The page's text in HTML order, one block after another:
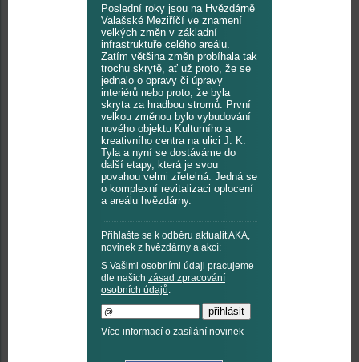
Poslední roky jsou na Hvězdárně
Valašské Meziříčí ve znamení
velkých změn v základní
infrastruktuře celého areálu.
Zatím většina změn probíhala tak
trochu skrytě, ať už proto, že se
jednalo o opravy či úpravy
interiérů nebo proto, že byla
skryta za hradbou stromů. První
velkou změnou bylo vybudování
nového objektu Kulturního a
kreativního centra na ulici J. K.
Tyla a nyní se dostáváme do
další etapy, která je svou
povahou velmi zřetelná. Jedná se
o komplexní revitalizaci oplocení
a areálu hvězdárny.
Přihlašte se k odběru aktualit AKA,
novinek z hvězdárny a akcí:
S Vašimi osobními údaji pracujeme
dle našich zásad zpracování
osobních údajů.
Více informací o zasílání novinek